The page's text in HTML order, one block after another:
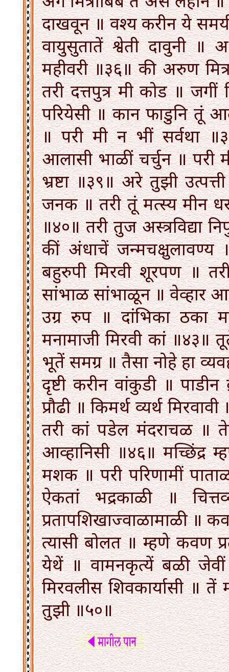
दाखवून ॥ वश्य करीन ये
वायुसुतातें श्वेती दावुनी ॥
महीवरी ॥३६॥ की अरुण
तरी दत्तपुत्र मी कोड ॥ जगीं
परियेसी ॥ कान फाडुनि तूं
॥ परी मी न भीं सर्वथा
आलासी भाळीं चर्चुन ॥ परी
भ्रष्टा ॥३९॥ अरे तुझी
जनक ॥ तरी तूं मत्स्य मीन
॥४०॥ तरी तुज अस्त्रविद्या
कीं अंधाचें जन्मचक्षुलावण्य
बहुरुपी मिरवी शूरपण ॥
सांभाळ सांभाळून ॥ वेव्हार
उग्र रुप ॥ दांभिका ठका
मनामाजी मिरवी कां ॥४३॥
भूतें समग्र ॥ तैसा नोहे हा
दृष्टी करीन वांकुडी ॥
प्रौढी ॥ किमर्थ व्यर्थ
तरी कां पडेल मंदराचळ ॥
आव्हानिसी ॥४६॥ मच्छिंद्र
मशक ॥ परी परिणामीं
ऐकतां भद्रकाळी ॥
प्रतापशिखाज्वाळामाळी ॥
त्यासी बोलत ॥ म्हणे कवण
येथें ॥ वामनकृत्यें बळी जेवीं
मिरवलीस शिवकार्यासी ॥ तें
तुझी ॥५०॥